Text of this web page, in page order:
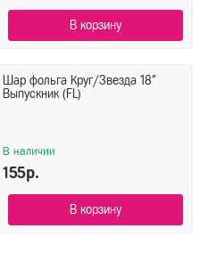
В корзину
Шар фольга Круг/Звезда 18"
Выпускник (FL)
В наличии
155р.
В корзину